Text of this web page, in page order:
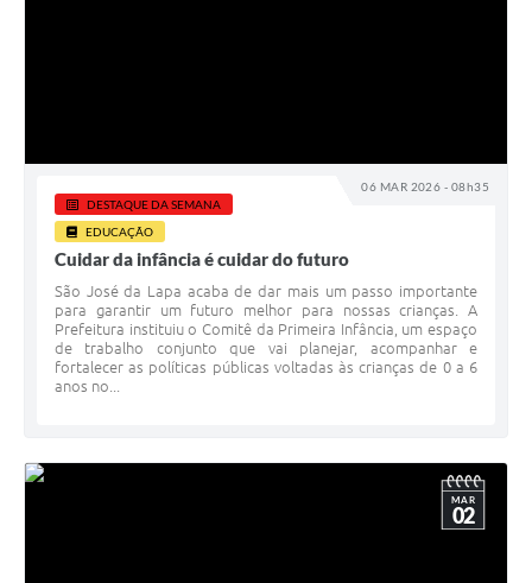
06 MAR 2026 - 08h35
DESTAQUE DA SEMANA
EDUCAÇÃO
Cuidar da infância é cuidar do futuro
São José da Lapa acaba de dar mais um passo importante
para garantir um futuro melhor para nossas crianças. A
Prefeitura instituiu o Comitê da Primeira Infância, um espaço
de trabalho conjunto que vai planejar, acompanhar e
fortalecer as políticas públicas voltadas às crianças de 0 a 6
anos no...
MAR
02